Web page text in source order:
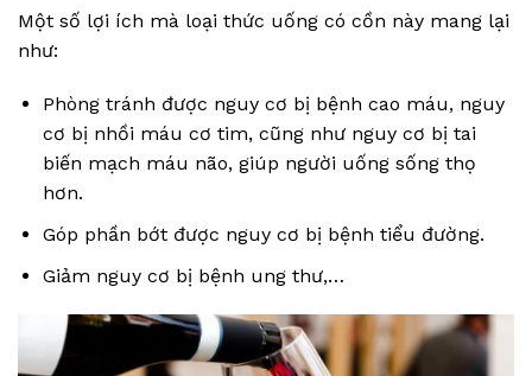
Một số lợi ích mà loại thức uống có cồn này mang lại
như:
Phòng tránh được nguy cơ bị bệnh cao máu, nguy
cơ bị nhồi máu cơ tim, cũng như nguy cơ bị tai
biến mạch máu não, giúp người uống sống thọ
hơn.
Góp phần bớt được nguy cơ bị bệnh tiểu đường.
Giảm nguy cơ bị bệnh ung thư,…